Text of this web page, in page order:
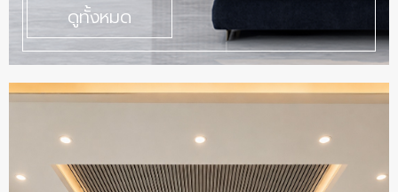
ดูทั้งหมด